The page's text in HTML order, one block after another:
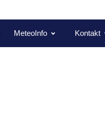
MeteoInfo Kontakt